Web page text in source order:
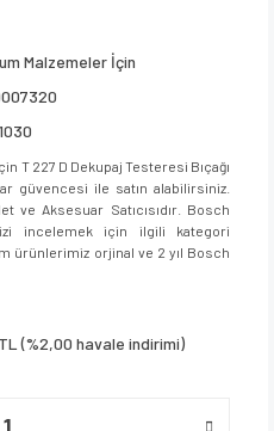
Malzemeler İçin
T 227 D Dekupaj Testeresi Bıçağı
güvencesi ile satın alabilirsiniz.
ve Aksesuar Satıcısıdır. Bosch
incelemek için ilgili kategori
ürünlerimiz orjinal ve 2 yıl Bosch
(%2,00 havale indirimi)